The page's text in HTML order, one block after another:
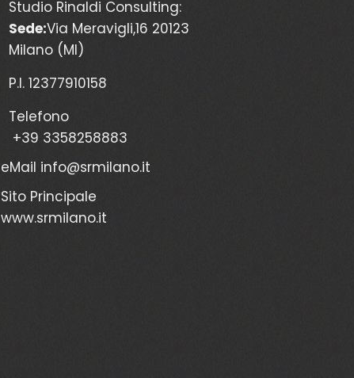
Studio Rinaldi Consulting:
Sede:Via Meravigli,16 20123
Milano (MI)
P.I. 12377910158
Telefono
+39 3358258883
eMail info@srmilano.it
Sito Principale
www.srmilano.it